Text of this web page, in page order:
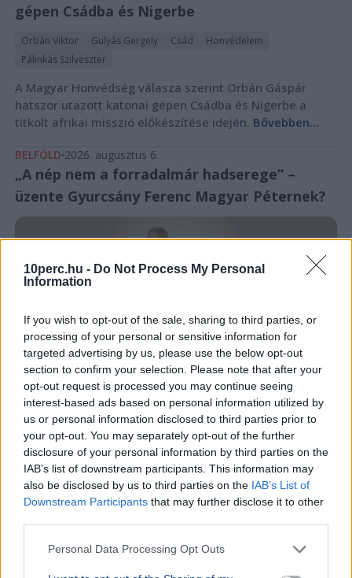
10perc.hu - Do Not Process My Personal
Information
If you wish to opt-out of the sale, sharing to third parties, or
processing of your personal or sensitive information for
targeted advertising by us, please use the below opt-out
section to confirm your selection. Please note that after your
opt-out request is processed you may continue seeing
interest-based ads based on personal information utilized by
us or personal information disclosed to third parties prior to
your opt-out. You may separately opt-out of the further
disclosure of your personal information by third parties on the
IAB’s list of downstream participants. This information may
also be disclosed by us to third parties on the IAB’s List of
Downstream Participants that may further disclose it to other
Personal Data Processing Opt Outs
gépen Csádba és Nigerbe
Orbán Viktor Gulyás Gergely Csád
Honvédelem
Pálinkás Szilveszter
A Magyar Honvédség válasza szerint Orbán Gáspár
hatszor utazott katonai gépen Csádba és Nigerbe a
titkolt afrikai misszió előkészítése idején. Bővebben...
BELFÖLD 2026. augusztus 6.
„A nép nem a forradalmár hadserege” –
üzente Gyurcsány Ferenc Magyar Péternek?
Magyarország Magyar Péter Facebook
Gyurcsány Ferenc
Tisza Párt
Gyurcsány Ferenc Facebook-bejegyzésében arról írt,
hogy a forradalom után a nép megszerzett jogait az új
hatalom sem vonhatja vissza.Bővebben...
Rezsicsökkentés